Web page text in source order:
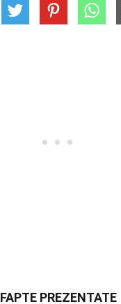
FAPTE PREZENTATE